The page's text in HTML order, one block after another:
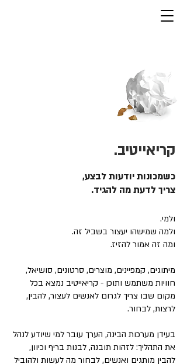
קריאייטיב.
כשמכונות יודעות לבצע,
צריך לדעת מה להגיד.
ולמי.
ולמה שמישהו יעצור בשביל זה.
ומה זה אמור להזיז.
מיתוגים, קמפיינים, מוצרים, סרטונים, סושיאל,
חוויות משתמש ותוכן - קריאייטיב נמצא בכל
מקום שבו צריך לגרום לאנשים לעצור, להבין,
לרצות, לבחור.
בעידן מערכות הבינה, הערך עובר למי שיודע לנהל
את התהליך: לזהות תובנה, לבנות בריף וכיוון,
להבין מותגים ואנשים, לבחור מה לעשות ולהוביל